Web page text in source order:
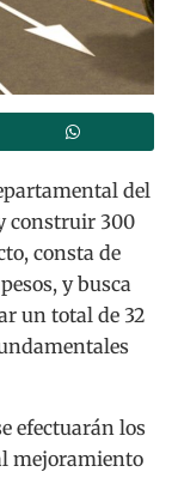
del
construir 300
consta de
y busca
un total de 32
efectuarán los
mejoramiento